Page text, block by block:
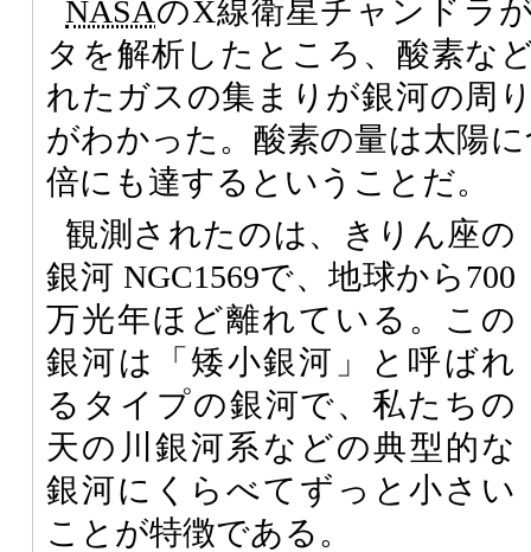
NASAのX線衛星チャンドラ
タを解析したところ、酸素な
れたガスの集まりが銀河の周
がわかった。酸素の量は太陽
倍にも達するということだ。
観測されたのは、きりん座の
銀河 NGC1569で、地球から700
万光年ほど離れている。この
銀河は「矮小銀河」と呼ばれ
るタイプの銀河で、私たちの
天の川銀河系などの典型的な
銀河にくらべてずっと小さい
ことが特徴である。